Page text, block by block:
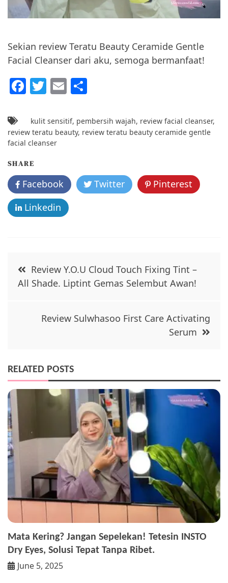
Sekian review Teratu Beauty Ceramide Gentle
Facial Cleanser dari aku, semoga bermanfaat!
F
c
e
b
o
o
k
T
itt
er
E
ai
l
ar
e
kulit sensitif, pembersih wajah, review facial cleanser,
review teratu beauty, review teratu beauty ceramide gentle
facial cleanser
SHARE
Facebook Twitter
Pinterest
Linkedin
navigation
Review Y.O.U Cloud Touch Fixing Tint –
All Shade. Liptint Gemas Selembut Awan!
Review Sulwhasoo First Care Activating
Serum
RELATED POSTS
Mata Kering? Jangan Sepelekan! Tetesin INSTO
Dry Eyes, Solusi Tepat Tanpa Ribet.
June 5, 2025